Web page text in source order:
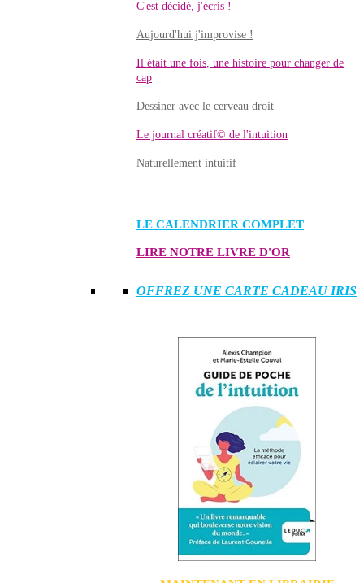
C'est décidé, j'écris !
Aujourd'hui j'improvise !
Il était une fois, une histoire pour changer de
cap
Dessiner avec le cerveau droit
Le journal créatif© de l'intuition
Naturellement intuitif
LE CALENDRIER COMPLET
LIRE NOTRE LIVRE D'OR
OFFREZ UNE CARTE CADEAU IRIS